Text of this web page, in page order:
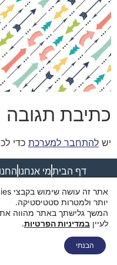
כתיבת תגובה
יש להתחבר למערכת כדי
דף הביתמי אנחנו
יותר ולמטרות סטטיסטיקה.
המשך גלישתך באתר מהווה
לעיין במדיניות הפרטיות.
הבנתי